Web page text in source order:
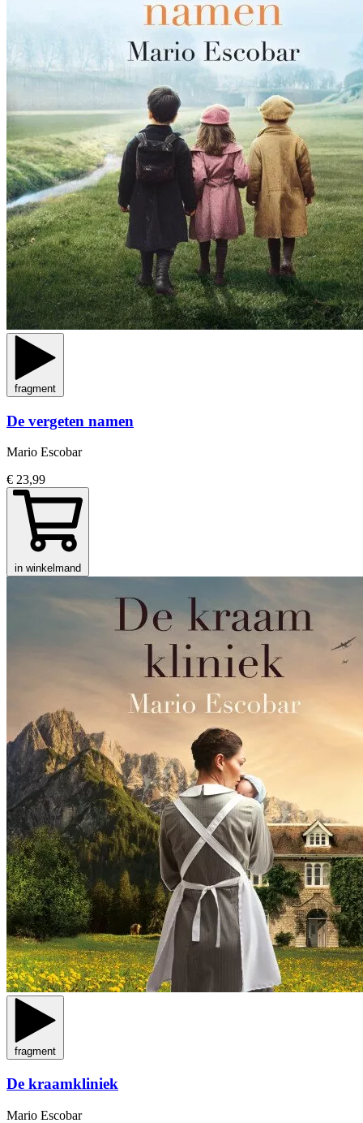
fragment
De vergeten namen
Mario Escobar
€ 23,99
in winkelmand
fragment
De kraamkliniek
Mario Escobar